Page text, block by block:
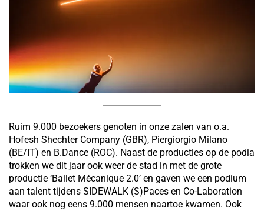
Ruim 9.000 bezoekers genoten in onze zalen van o.a.
Hofesh Shechter Company (GBR), Piergiorgio Milano
(BE/IT) en B.Dance (ROC). Naast de producties op de podia
trokken we dit jaar ook weer de stad in met de grote
productie ‘Ballet Mécanique 2.0’ en gaven we een podium
aan talent tijdens SIDEWALK (S)Paces en Co-Laboration
waar ook nog eens 9.000 mensen naartoe kwamen. Ook